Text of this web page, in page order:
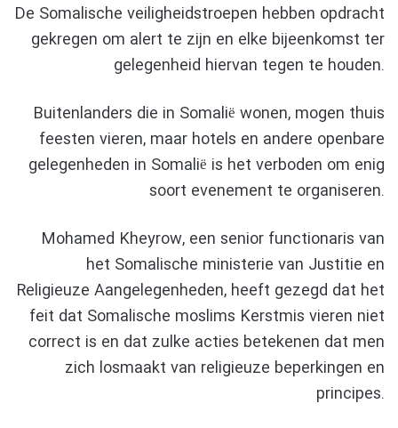
De Somalische veiligheidstroepen hebben opdracht
gekregen om alert te zijn en elke bijeenkomst ter
gelegenheid hiervan tegen te houden.
Buitenlanders die in Somalië wonen, mogen thuis
feesten vieren, maar hotels en andere openbare
gelegenheden in Somalië is het verboden om enig
soort evenement te organiseren.
Mohamed Kheyrow, een senior functionaris van
het Somalische ministerie van Justitie en
Religieuze Aangelegenheden, heeft gezegd dat het
feit dat Somalische moslims Kerstmis vieren niet
correct is en dat zulke acties betekenen dat men
zich losmaakt van religieuze beperkingen en
principes.